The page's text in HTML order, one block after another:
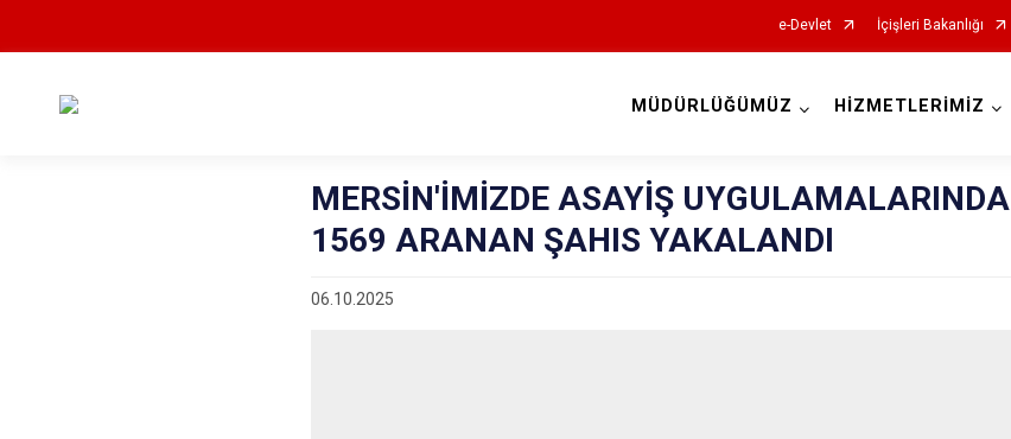
e-Devlet İçişleri Bakanlığı
MÜDÜRLÜĞÜMÜZ HİZMETLERİMİZ
MERSİN'İMİZDE ASAYİŞ UYGULAMALARINDA
1569 ARANAN ŞAHIS YAKALANDI
06.10.2025